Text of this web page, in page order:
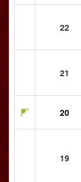
22
21
20
19